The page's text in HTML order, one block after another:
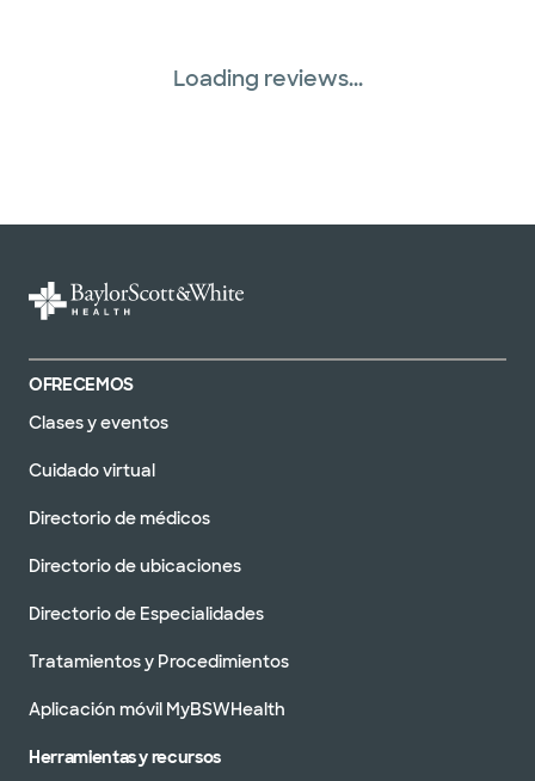
Loading reviews...
OFRECEMOS
Clases y eventos
Cuidado virtual
Directorio de médicos
Directorio de ubicaciones
Directorio de Especialidades
Tratamientos y Procedimientos
Aplicación móvil MyBSWHealth
Herramientas y recursos